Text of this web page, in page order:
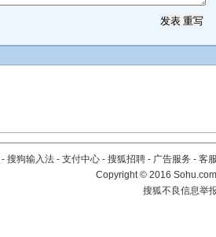
- 搜狗输入法 - 支付中心 - 搜狐招聘 - 广告服务 - 客
Copyright©2016
搜狐不良信息举